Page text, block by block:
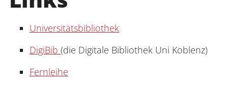
Universitätsbibliothek
DigiBib (die Digitale Bibliothek Uni Koblenz)
Fernleihe